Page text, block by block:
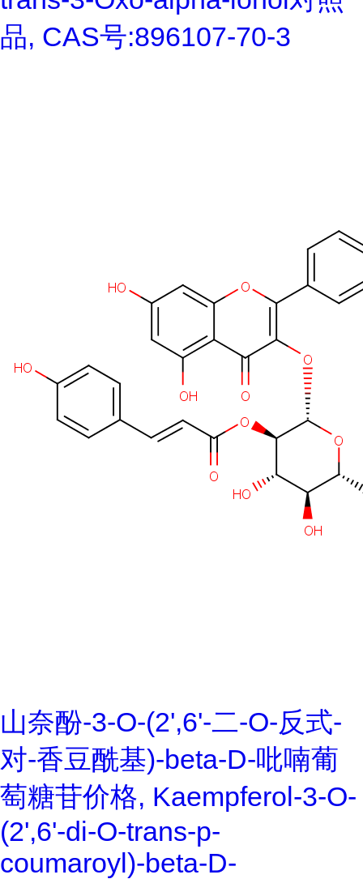
品, CAS号:896107-70-3
山奈酚-3-O-(2',6'-二-O-反式-
对-香豆酰基)-beta-D-吡喃葡
萄糖苷价格, Kaempferol-3-O-
(2',6'-di-O-trans-p-
coumaroyl)-beta-D-